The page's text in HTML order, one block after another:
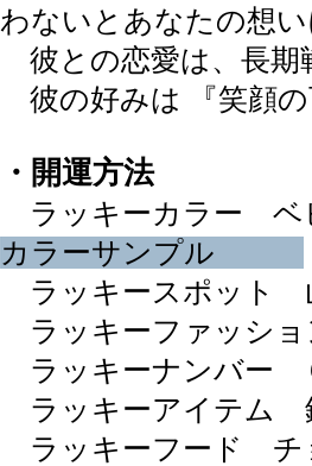
わないとあなたの想
彼との恋愛は、長期
彼の好みは 『笑顔
・開運方法
ラッキーカラー ベ
カラーサンプル
ラッキースポット
ラッキーファッシ
ラッキーナンバー
ラッキーアイテム
ラッキーフード チ